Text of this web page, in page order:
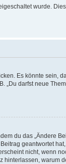
wurde.
Es könnte sein,
darfst neue
du das „Ändere
geantwortet
nicht, wenn
warum